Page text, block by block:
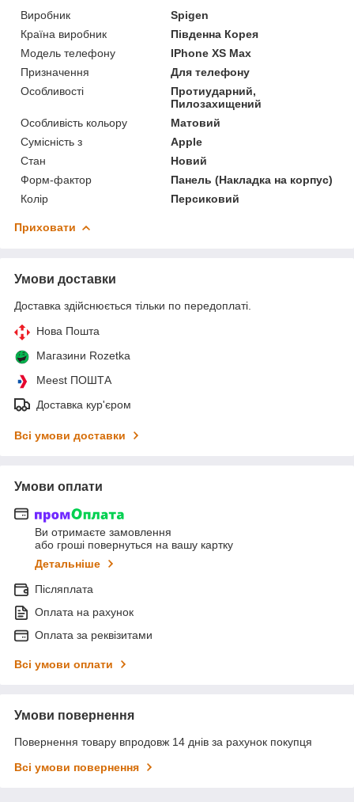
Виробник
Spigen
Країна виробник
Південна Корея
Модель телефону
IPhone XS Max
Призначення
Для телефону
Особливості
Протиударний,
Пилозахищений
Особливість кольору
Матовий
Сумісність з
Apple
Стан
Новий
Форм-фактор
Панель (Накладка на корпус)
Колір
Персиковий
Приховати
Умови доставки
Доставка здійснюється тільки по передоплаті.
Нова Пошта
Магазини Rozetka
Meest ПОШТА
Доставка кур'єром
Всі умови доставки
Умови оплати
Ви отримаєте замовлення
або гроші повернуться на вашу картку
Детальніше
Післяплата
Оплата на рахунок
Оплата за реквізитами
Всі умови оплати
Умови повернення
Повернення товару впродовж 14 днів за рахунок покупця
Всі умови повернення